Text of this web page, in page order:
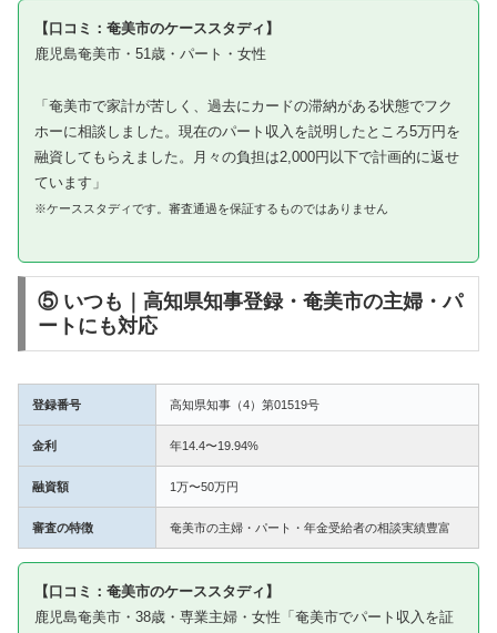
【口コミ：奄美市のケーススタディ】
鹿児島奄美市・51歳・パート・女性
「奄美市で家計が苦しく、過去にカードの滞納がある状態でフク
ホーに相談しました。現在のパート収入を説明したところ5万円を
融資してもらえました。月々の負担は2,000円以下で計画的に返せ
ています」
※ケーススタディです。審査通過を保証するものではありません
⑤ いつも｜高知県知事登録・奄美市の主婦・パ
ートにも対応
登録番号 高知県知事（4）第01519号
金利 年14.4〜19.94%
融資額 1万〜50万円
審査の特徴 奄美市の主婦・パート・年金受給者の相談実績豊富
【口コミ：奄美市のケーススタディ】
鹿児島奄美市・38歳・専業主婦・女性「奄美市でパート収入を証